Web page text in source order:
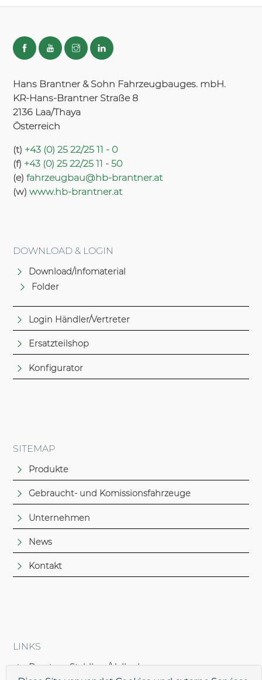
Hans Brantner & Sohn Fahrzeugbauges. mbH.
KR-Hans-Brantner Straße 8
2136 Laa/Thaya
Österreich
(t) +43 (0) 25 22/25 11 - 0
(f) +43 (0) 25 22/25 11 - 50
(e) fahrzeugbau@hb-brantner.at
(w) www.hb-brantner.at
DOWNLOAD & LOGIN
Download/Infomaterial
Folder
Login Händler/Vertreter
Ersatzteilshop
Konfigurator
SITEMAP
Produkte
Gebraucht- und Komissionsfahrzeuge
Unternehmen
News
Kontakt
LINKS
Brantner Stahlbau/Hallenbau